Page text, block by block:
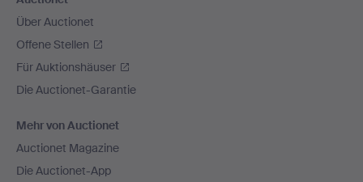
Über Auctionet
Offene Stellen
Für Auktionshäuser
Die Auctionet-Garantie
Mehr von Auctionet
Auctionet Magazine
Die Auctionet-App